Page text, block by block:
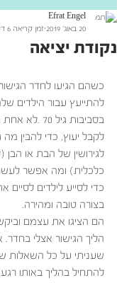
נקודת יציאה
Efrat Engel
20 באוג׳ 2019
זמן קריאה 6 דקות
כשהם הגיעו לחדר
להתייעץ עבור הילדים
בסביבות גיל
לקבל יעוץ, כדי להבין
לגירושין של הבת או
כלכלית) ומה אפשר
כדי לסייע לילדים לסיים
בצורה טובה ומהירה.
הם הציגו את עצמם
הליך הגישור אצלי
שעניתי על כל השאלות
להתחיל בהליך באותו